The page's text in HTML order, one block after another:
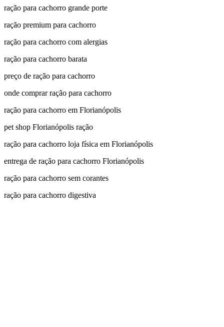
ração para cachorro grande porte
ração premium para cachorro
ração para cachorro com alergias
ração para cachorro barata
preço de ração para cachorro
onde comprar ração para cachorro
ração para cachorro em Florianópolis
pet shop Florianópolis ração
ração para cachorro loja física em Florianópolis
entrega de ração para cachorro Florianópolis
ração para cachorro sem corantes
ração para cachorro digestiva